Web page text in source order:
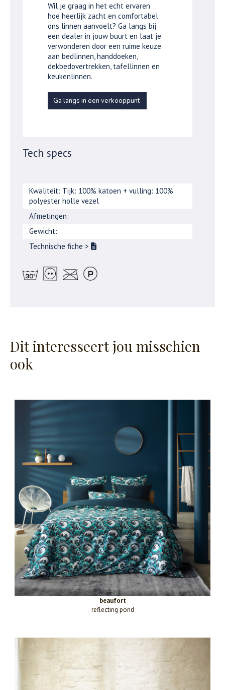
Wil je graag in het echt ervaren
hoe heerlijk zacht en comfortabel
ons linnen aanvoelt? Ga langs bij
een dealer in jouw buurt en laat je
verwonderen door een ruime keuze
aan bedlinnen, handdoeken,
dekbedovertrekken, tafellinnen en
keukenlinnen.
Ga langs in een verkooppunt
Tech specs
Kwaliteit: Tijk: 100% katoen + vulling: 100%
polyester holle vezel
Afmetingen:
Gewicht:
Technische fiche >
Dit interesseert jou misschien
ook
beaufort
reflecting pond